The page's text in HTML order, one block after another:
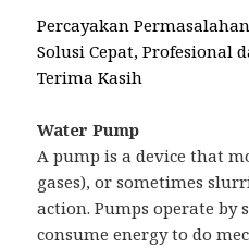
Percayakan
Solusi Cepat, Profesional
Terima Kasih
Water Pump
A pump is a device that
gases), or sometimes
action. Pumps operate by
consume energy to do